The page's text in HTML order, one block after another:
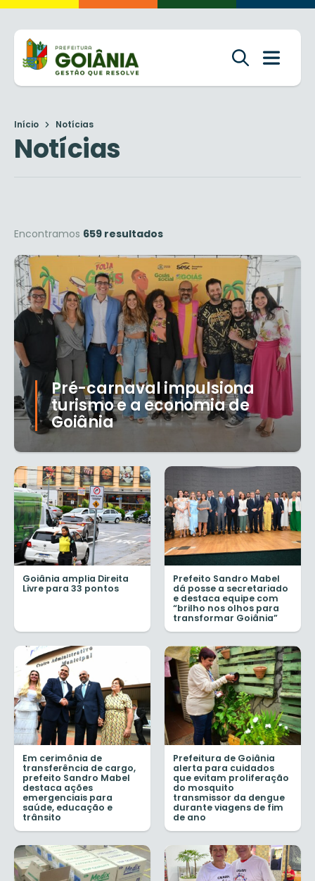
Início Notícias
Notícias
Encontramos 659 resultados
Pré-carnaval impulsiona
turismo e a economia de
Goiânia
Goiânia amplia Direita
Livre para 33 pontos
Prefeito Sandro Mabel
dá posse a secretariado
e destaca equipe com
“brilho nos olhos para
transformar Goiânia”
Em cerimônia de
transferência de cargo,
prefeito Sandro Mabel
destaca ações
emergenciais para
saúde, educação e
trânsito
Prefeitura de Goiânia
alerta para cuidados
que evitam proliferação
do mosquito
transmissor da dengue
durante viagens de fim
de ano